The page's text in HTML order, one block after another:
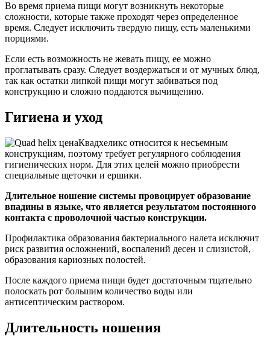
Во время приема пищи могут возникнуть некоторые
сложности, которые также проходят через определенное
время. Следует исключить твердую пищу, есть маленькими
порциями.
Если есть возможность не жевать пищу, ее можно
проглатывать сразу. Следует воздержаться и от мучных блюд,
так как остатки липкой пищи могут забиваться под
конструкцию и сложно поддаются вычищению.
Гигиена и уход
Квадхеликс относится к несъемным
конструкциям, поэтому требует регулярного соблюдения
гигиенических норм. Для этих целей можно приобрести
специальные щеточки и ершики.
Длительное ношение системы провоцирует образование
впадины в языке, что является результатом постоянного
контакта с проволочной частью конструкции.
Профилактика образования бактериального налета исключит
риск развития осложнений, воспалений десен и слизистой,
образования кариозных полостей.
После каждого приема пищи будет достаточным тщательно
полоскать рот большим количество воды или
антисептическим раствором.
Длительность ношения